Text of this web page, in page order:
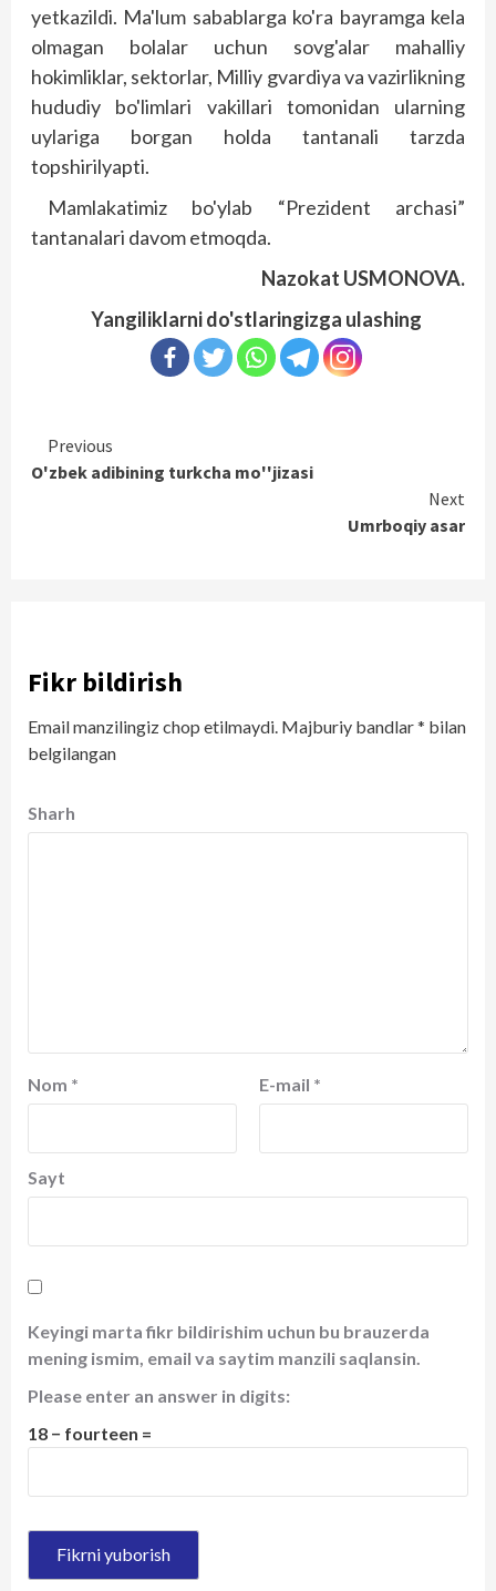
yetkazildi. Ma'lum sabablarga ko'ra bayramga kela
olmagan bolalar uchun sovg'alar mahalliy
hokimliklar, sektorlar, Milliy gvardiya va vazirlikning
hududiy bo'limlari vakillari tomonidan ularning
uylariga borgan holda tantanali tarzda
topshirilyapti.
Mamlakatimiz bo'ylab “Prezident archasi”
tantanalari davom etmoqda.
Nazokat USMONOVA.
Yangiliklarni do'stlaringizga ulashing
Continue
Reading
Previous
O'zbek adibining turkcha mo''jizasi
Next
Umrboqiy asar
Fikr bildirish
Email manzilingiz chop etilmaydi. Majburiy bandlar* bilan
belgilangan
Sharh
Nom * E-mail *
Sayt
Keyingi marta fikr bildirishim uchun bu brauzerda
mening ismim, email va saytim manzili saqlansin.
Please enter an answer in digits:
18 − fourteen =